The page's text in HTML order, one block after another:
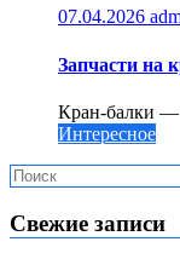
07.04.2026
Запчасти на
Кран-балки —
Интересное
Свежие записи